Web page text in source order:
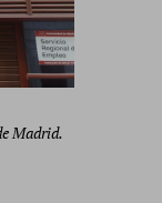
Madrid.